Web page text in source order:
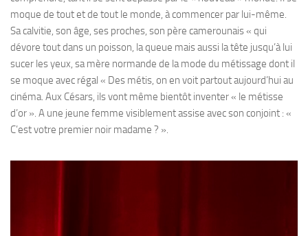
moque de tout et de tout le monde, à commencer par lui-même.
Sa calvitie, son âge, ses proches, son père camerounais « qui
dévore tout dans un poisson, la queue mais aussi la tête jusqu’à lui
sucer les yeux, sa mère normande de la mode du métissage dont il
se moque avec régal « Des métis, on en voit partout aujourd’hui au
cinéma. Aux Césars, ils vont même bientôt inventer « le métisse
d’or ». A une jeune femme visiblement assise avec son conjoint : «
C’est votre premier noir madame ? ».